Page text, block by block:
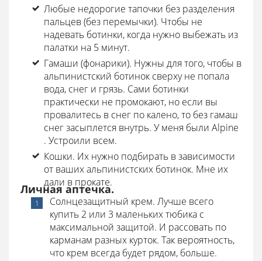
Любые недорогие тапочки без разделения
пальцев (без перемычки). Чтобы не
надевать ботинки, когда нужно выбежать из
палатки на 5 минут.
Гамаши (фонарики). Нужны для того, чтобы в
альпинистский ботинок сверху не попала
вода, снег и грязь. Сами ботинки
практически не промокают, но если вы
провалитесь в снег по калено, то без гамаш
снег засыплется внутрь. У меня были Alpine
. Устроили всем.
Кошки. Их нужно подбирать в зависимости
от ваших альпинистских ботинок. Мне их
дали в прокате.
Личная аптечка.
Солнцезащитный крем. Лучше всего
купить 2 или 3 маленьких тюбика с
максимальной защитой. И рассовать по
карманам разных курток. Так вероятность,
что крем всегда будет рядом, больше.